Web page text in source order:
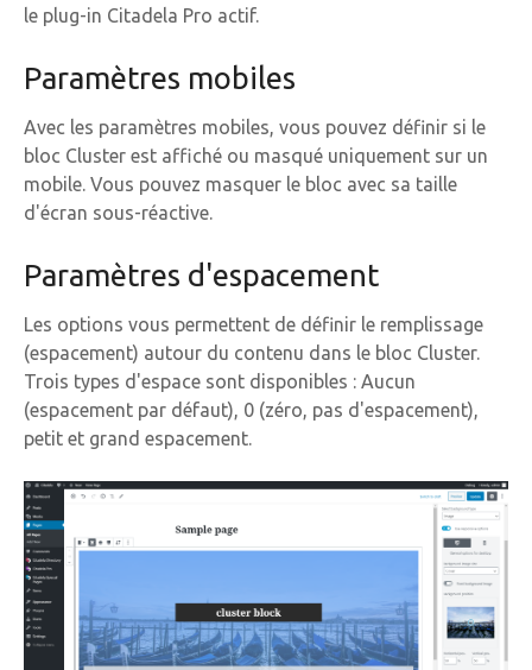
le plug-in Citadela Pro actif.
Paramètres mobiles
Avec les paramètres mobiles, vous pouvez définir si le
bloc Cluster est affiché ou masqué uniquement sur un
mobile. Vous pouvez masquer le bloc avec sa taille
d'écran sous-réactive.
Paramètres d'espacement
Les options vous permettent de définir le remplissage
(espacement) autour du contenu dans le bloc Cluster.
Trois types d'espace sont disponibles : Aucun
(espacement par défaut), 0 (zéro, pas d'espacement),
petit et grand espacement.